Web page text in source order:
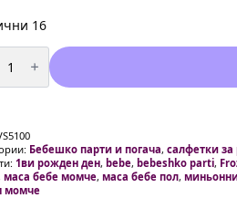
16
Бебешко парти и погача, салфетки
1ви рожден ден, bebe, bebeshko parti,
маса бебе момче, маса бебе пол,
момче